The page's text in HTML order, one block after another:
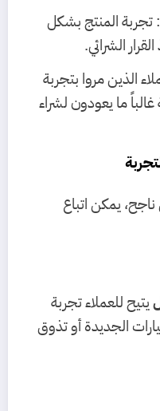
: تجربة المنتج بشكل
الشرائي.
الذين مروا بتجربة
غالباً ما يعودون لشراء
يمكن اتباع
يتيح للعملاء تجربة
الجديدة أو تذوق